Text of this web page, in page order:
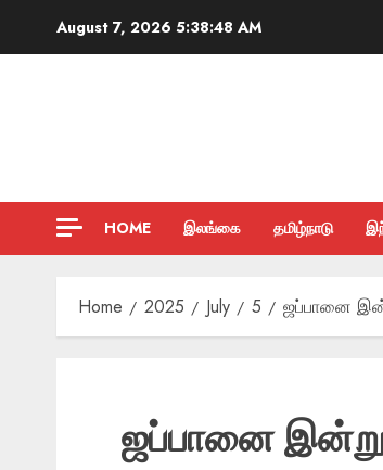
August 7, 2026 5:38:49 AM
HOME இலங்கை தமிழ்நாடு
Home 2025 July 5 ஜப்பானை
ஜப்பானை இன்று